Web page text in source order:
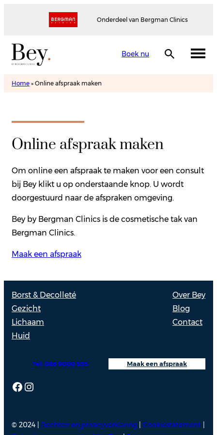
Onderdeel van Bergman Clinics
Boek nu
Home » Online afspraak maken
Online afspraak maken
Om online een afspraak te maken voor een consult
bij Bey klikt u op onderstaande knop. U wordt
doorgestuurd naar de afspraken omgeving.
Bey by Bergman Clinics is de cosmetische tak van
Bergman Clinics.
Maak een afspraak
Borst & Decolleté
Gezicht
Lichaam
Huid
Over Bey
Blog
Contact
Facebook
Instagram
Maak een afspraak
Tel: 088 9000 535
© 2024 | Rechten en privacyverklaring Cookiestatement